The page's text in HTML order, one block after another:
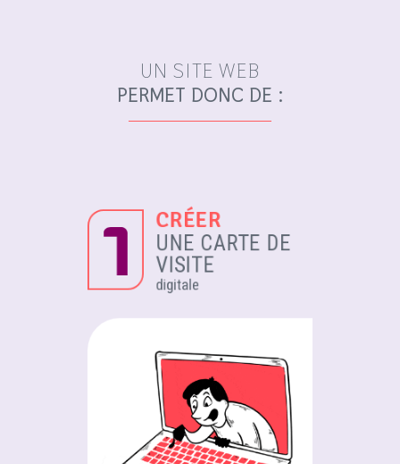
UN SITE WEB
PERMET DONC DE :
CRÉER
UNE CARTE DE
VISITE
digitale